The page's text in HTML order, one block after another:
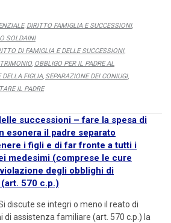
, DIRITTO FAMIGLIA E SUCCESSIONI,
SOLDAINI
DI FAMIGLIA E DELLE SUCCESSIONI,
OBBLIGO PER IL PADRE AL
FIGLIA SEPARAZIONE DEI CONIUGI,
IL PADRE
successioni – fare la spesa di
esonera il padre separato
i figli e di far fronte a tutti i
medesimi (comprese le cure
degli obblighi di
570 c.p.)
discute se integri o meno il reato di
di assistenza familiare (art. 570 c.p.) la